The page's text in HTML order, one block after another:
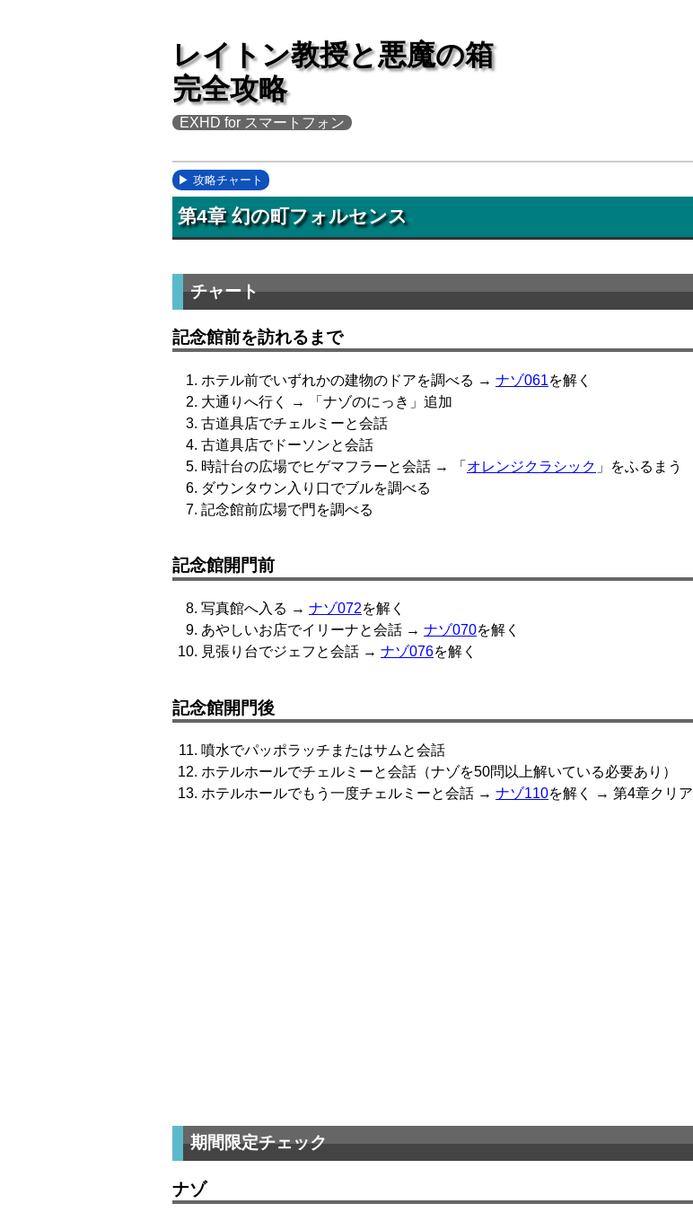
レイトン教授と悪魔の箱
完全攻略
EXHD for スマートフォン
攻略チャート
第4章 幻の町フォルセンス
チャート
記念館前を訪れるまで
ホテル前でいずれかの建物のドアを調べる → ナゾ061を解く
大通りへ行く → 「ナゾのにっき」追加
古道具店でチェルミーと会話
古道具店でドーソンと会話
時計台の広場でヒゲマフラーと会話 → 「 オレンジクラシック 」をふるまう
ダウンタウン入り口でブルを調べる
記念館前広場で門を調べる
記念館開門前
写真館へ入る → ナゾ072を解く
あやしいお店でイリーナと会話 → ナゾ070を解く
見張り台でジェフと会話 → ナゾ076を解く
記念館開門後
噴水でパッポラッチまたはサムと会話
ホテルホールでチェルミーと会話（ナゾを50問以上解いている必要あり）
ホテルホールでもう一度チェルミーと会話 → ナゾ110を解く → 第4章クリア
期間限定チェック
ナゾ